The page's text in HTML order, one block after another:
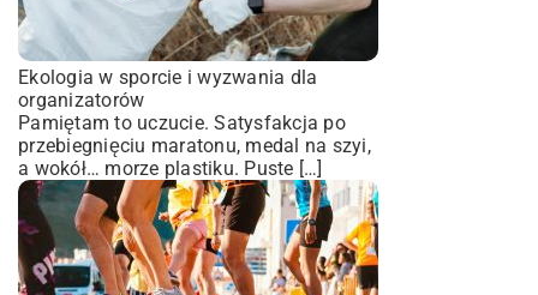
Ekologia w sporcie i wyzwania dla
organizatorów
Pamiętam to uczucie. Satysfakcja po
przebiegnięciu maratonu, medal na szyi,
a wokół… morze plastiku. Puste […]